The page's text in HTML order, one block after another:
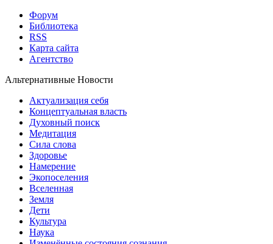
Форум
Библиотека
RSS
Карта сайта
Агентство
Альтернативные Новости
Актуализация себя
Концептуальная власть
Духовный поиск
Медитация
Сила слова
Здоровье
Намерение
Экопоселения
Вселенная
Земля
Дети
Культура
Наука